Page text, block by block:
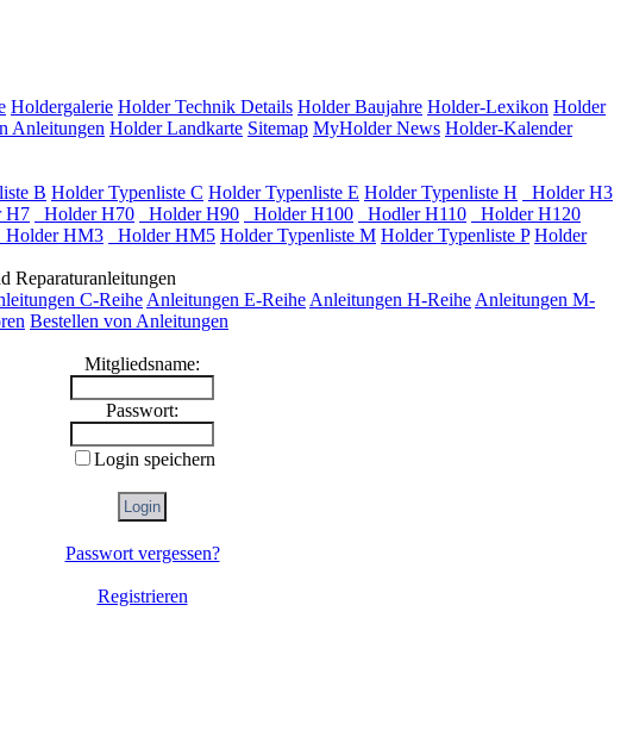
Holdergalerie Holder Technik Details Holder Baujahre Holder-Lexikon Holder
Anleitungen Holder Landkarte Sitemap MyHolder News Holder-Kalender
B Holder Typenliste C Holder Typenliste E Holder Typenliste H
Holder H3
H7 Holder H70 Holder H90 Holder H100 Hodler H110
Holder H120
Holder HM3 Holder HM5 Holder Typenliste M Holder Typenliste P Holder
Reparaturanleitungen
C-Reihe Anleitungen E-Reihe Anleitungen H-Reihe Anleitungen M-
Bestellen von Anleitungen
Mitgliedsname:
Passwort:
Login speichern
Passwort vergessen?
Registrieren